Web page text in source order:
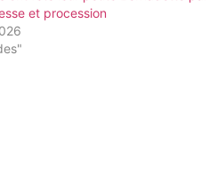
et procession